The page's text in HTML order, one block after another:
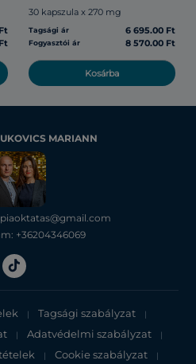
30 kapszula x 270 mg
Tagsági ár 6 695.00 Ft
Fogyasztói ár 8 570.00 Ft
Kosárba
MARIANN
+36204346069
| Tagsági szabályzat |
| Adatvédelmi szabályzat |
| Cookie szabályzat |